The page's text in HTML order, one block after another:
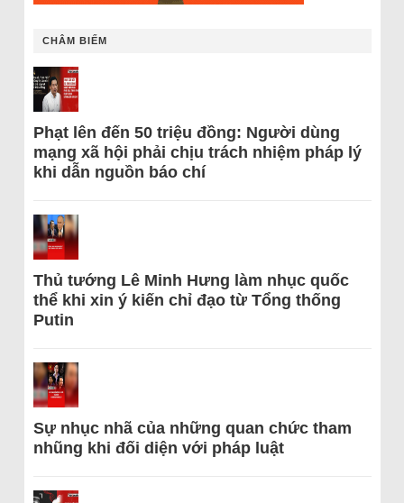
CHÂM BIẾM
Phạt lên đến 50 triệu đồng: Người dùng
mạng xã hội phải chịu trách nhiệm pháp lý
khi dẫn nguồn báo chí
Thủ tướng Lê Minh Hưng làm nhục quốc
thể khi xin ý kiến chỉ đạo từ Tổng thống
Putin
Sự nhục nhã của những quan chức tham
nhũng khi đối diện với pháp luật